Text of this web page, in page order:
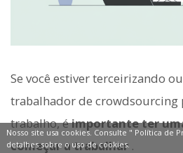
Se você estiver terceirizando
trabalhador de crowdsourcing
trabalho, éimportante ter
começar a trabalhar.
Nosso site usa cookies. Consulte " Política de
detalhes sobre o uso de cookies.